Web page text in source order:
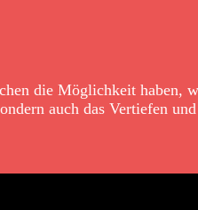
die Möglichkeit haben,
auch das Vertiefen